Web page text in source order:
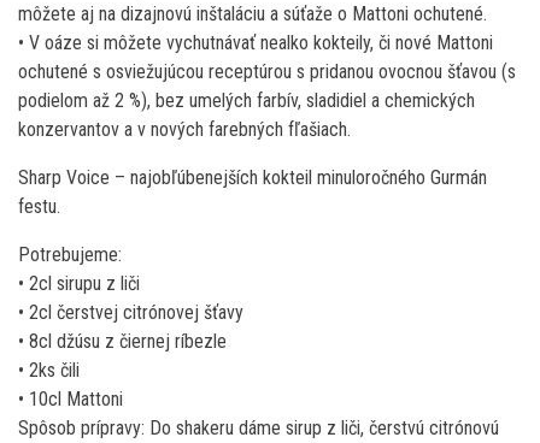
môžete aj na dizajnovú inštaláciu a súťaže o Mattoni ochutené.
• V oáze si môžete vychutnávať nealko kokteily, či nové Mattoni
ochutené s osviežujúcou receptúrou s pridanou ovocnou šťavou (s
podielom až 2 %), bez umelých farbív, sladidiel a chemických
konzervantov a v nových farebných fľašiach.
Sharp Voice – najobľúbenejších kokteil minuloročného Gurmán
festu.
Potrebujeme:
• 2cl sirupu z liči
• 2cl čerstvej citrónovej šťavy
• 8cl džúsu z čiernej ríbezle
• 2ks čili
• 10cl Mattoni
Spôsob prípravy: Do shakeru dáme sirup z liči, čerstvú citrónovú